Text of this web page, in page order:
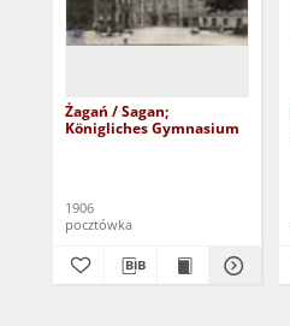
Żagań / Sagan;
Königliches Gymnasium
1906
pocztówka